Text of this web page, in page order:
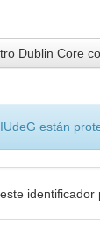
Dublin Core
están